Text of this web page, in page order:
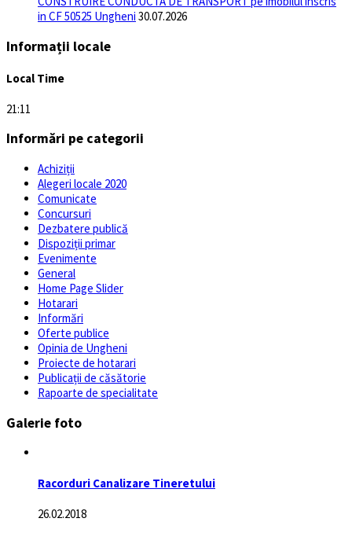
in CF 50525 Ungheni 30.07.2026
Informații locale
Local Time
21:11
Informări pe categorii
Achiziții
Alegeri locale 2020
Comunicate
Concursuri
Dezbatere publică
Dispoziții primar
Evenimente
General
Home Page Slider
Hotarari
Informări
Oferte publice
Opinia de Ungheni
Proiecte de hotarari
Publicații de căsătorie
Rapoarte de specialitate
Galerie foto
Racorduri Canalizare Tineretului
26.02.2018